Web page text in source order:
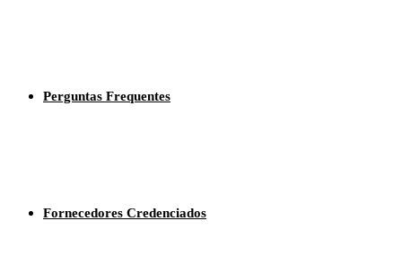
Perguntas Frequentes
Fornecedores Credenciados